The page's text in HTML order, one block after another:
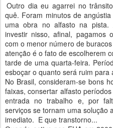
Outro dia eu agarrei no
quê. Foram minutos de
uma obra no alfasto na
investir nisso, afinal, pagamos
com o menor número de
atenção é o fato de escolherem
tarde de uma quarta-feira.
esboçar o quanto será ruim para
No Brasil, consideram-se bons
faixas, consertar alfasto
entrada no trabalho e, por
serviços se tornam uma solução
imediato. E que transtorno...